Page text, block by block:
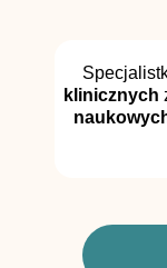
klinicznych